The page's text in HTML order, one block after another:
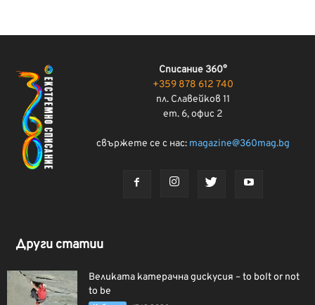
Списание 360°
+359 878 612 740
пл. Славейков 11
ет. 6, офис 2
свържете се с нас: magazine@360mag.bg
Други статии
Великата катерачна дискусия – to bolt or not
to be